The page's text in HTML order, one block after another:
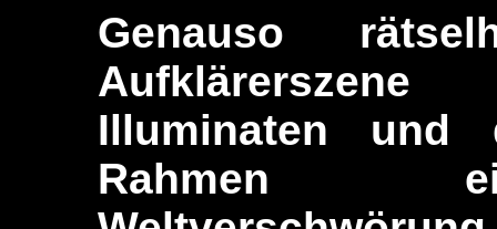
Genauso
Illuminaten
Rahmen